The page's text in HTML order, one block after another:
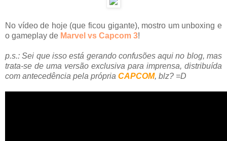
No vídeo de hoje (que ficou gigante), mostro um unboxing e
o gameplay de Marvel vs Capcom 3!
p.s.: Sei que isso está gerando confusões aqui no blog, mas
trata-se de uma versão exclusiva para imprensa, distribuída
com antecedência pela própria CAPCOM, blz? =D